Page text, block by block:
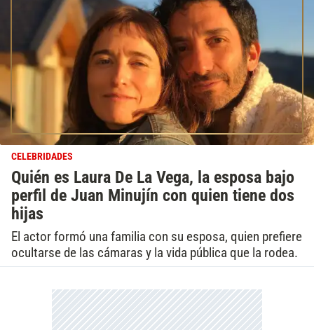
CELEBRIDADES
Quién es Laura De La Vega, la esposa bajo
perfil de Juan Minujín con quien tiene dos
hijas
El actor formó una familia con su esposa, quien prefiere
ocultarse de las cámaras y la vida pública que la rodea.